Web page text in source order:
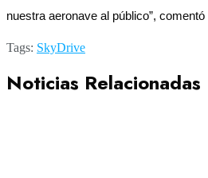
nuestra aeronave al público”, comentó
Tags: SkyDrive
Noticias Relacionadas